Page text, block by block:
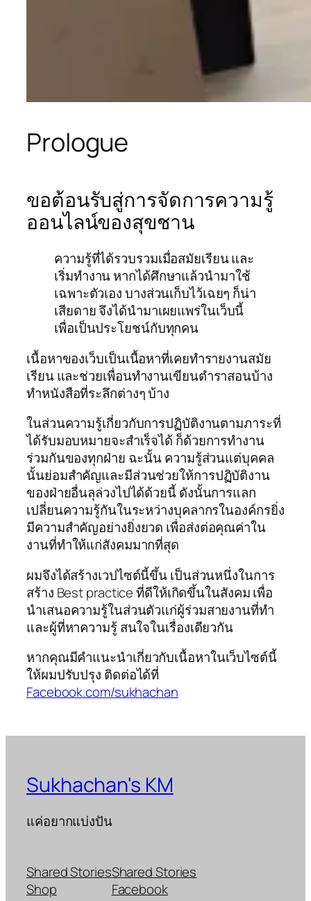
Prologue
ขอต้อนรับสู่การจัดการความรู้
ออนไลน์ของสุขชาน
ความรู้ที่ได้รวบรวมเมื่อสมัยเรียน และ
เริ่มทำงาน หากได้ศึกษาแล้วนำมาใช้
เฉพาะตัวเอง บางส่วนเก็บไว้เฉยๆ ก็น่า
เสียดาย จึงได้นำมาเผยแพร่ในเว็บนี้
เพื่อเป็นประโยชน์กับทุกคน
เนื้อหาของเว็บเป็นเนื้อหาที่เคยทำรายงานสมัย
เรียน และช่วยเพื่อนทำงานเขียนตำราสอนบ้าง
ทำหนังสือที่ระลึกต่างๆ บ้าง
ในส่วนความรู้เกี่ยวกับการปฏิบัติงานตามภาระที่
ได้รับมอบหมายจะสำเร็จได้ ก็ด้วยการทำงาน
ร่วมกันของทุกฝ่าย ฉะนั้น ความรู้ส่วนแต่บุคคล
นั้นย่อมสำคัญและมีส่วนช่วยให้การปฏิบัติงาน
ของฝ่ายอื่นลุล่วงไปได้ด้วยนี้ ดังนั้นการแลก
เปลี่ยนความรู้กันในระหว่างบุคลากรในองค์กรยิ่ง
มีความสำคัญอย่างยิ่งยวด เพื่อส่งต่อคุณค่าใน
งานที่ทำให้แก่สังคมมากที่สุด
ผมจึงได้สร้างเวปไซต์นี้ขึ้น เป็นส่วนหนึ่งในการ
สร้าง Best practice ที่ดีให้เกิดขึ้นในสังคม เพื่อ
นำเสนอความรู้ในส่วนตัวแก่ผู้ร่วมสายงานที่ทำ
และผู้ที่หาความรู้ สนใจในเรื่องเดียวกัน
หากคุณมีคำแนะนำเกี่ยวกับเนื้อหาในเว็บไซต์นี้
ให้ผมปรับปรุง ติดต่อได้ที่
Facebook.com/sukhachan
Sukhachan's KM
แค่อยากแบ่งปัน
Shared Stories
Shop
Shared Stories
Facebook